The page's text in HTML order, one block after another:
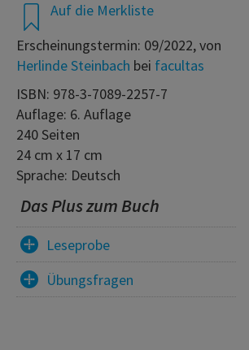
Auf die Merkliste
Erscheinungstermin: 09/2022, von
Herlinde Steinbach bei facultas
ISBN: 978-3-7089-2257-7
Auflage: 6. Auflage
240 Seiten
24 cm x 17 cm
Sprache: Deutsch
Das Plus zum Buch
Leseprobe
Übungsfragen